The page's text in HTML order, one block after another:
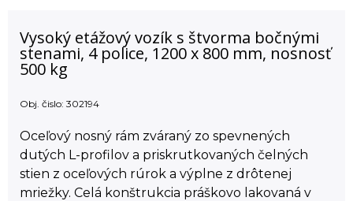
Vysoký etážový vozík s štvorma bočnými
stenami, 4 police, 1200 x 800 mm, nosnosť
500 kg
Obj. čislo: 302194
Oceľový nosný rám zváraný zo spevnených
dutých L-profilov a priskrutkovaných čelných
stien z oceľových rúrok a výplne z drôtenej
mriežky. Celá konštrukcia práškovo lakovaná v